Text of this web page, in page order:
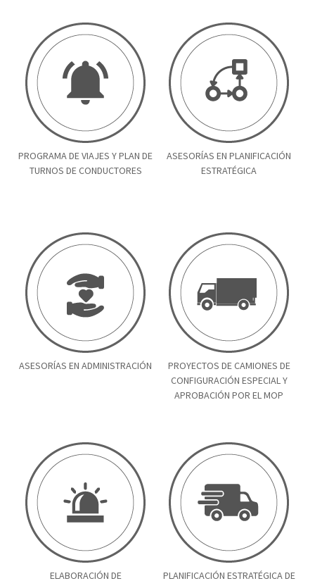
PROGRAMA DE VIAJES Y PLAN DE
TURNOS DE CONDUCTORES
ASESORÍAS EN PLANIFICACIÓN
ESTRATÉGICA
ASESORÍAS EN ADMINISTRACIÓN
PROYECTOS DE CAMIONES DE
CONFIGURACIÓN ESPECIAL Y
APROBACIÓN POR EL MOP
ELABORACIÓN DE
PLANIFICACIÓN ESTRATÉGICA DE